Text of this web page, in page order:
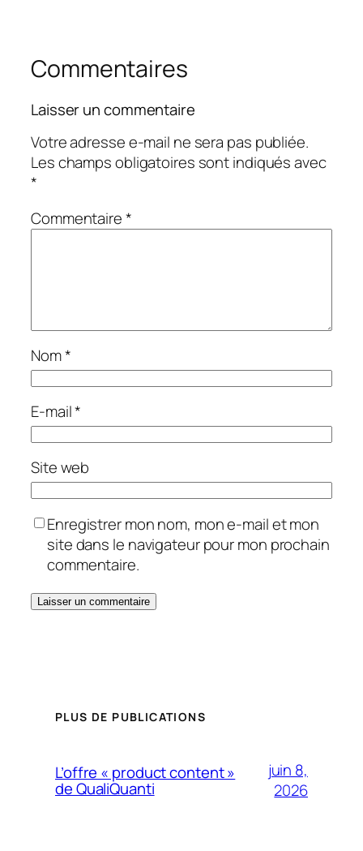
Commentaires
Laisser un commentaire
Votre adresse e-mail ne sera pas publiée.
Les champs obligatoires sont indiqués avec
*
Commentaire*
Nom*
E-mail*
Site web
Enregistrer mon nom, mon e-mail et mon
site dans le navigateur pour mon prochain
commentaire.
PLUS DE PUBLICATIONS
L’offre « product content »
de QualiQuanti
juin 8,
2026